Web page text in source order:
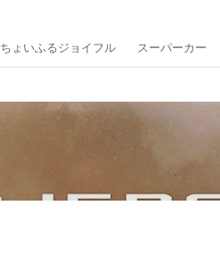
ちょいふるジョイフル スーパーカー